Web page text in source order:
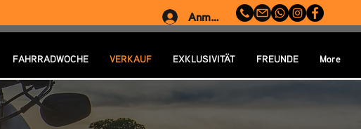
Anmelden
FAHRRADWOCHE VERKAUF EXKLUSIVITÄT FREUNDE More